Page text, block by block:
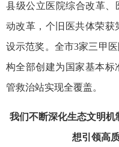
县级公立医院综合改革、
动改革，个旧医共体荣获
设示范奖。全市3家三甲
构全部创建为国家基本标
管救治站实现全覆盖。
我们不断深化生态文明
想引领高